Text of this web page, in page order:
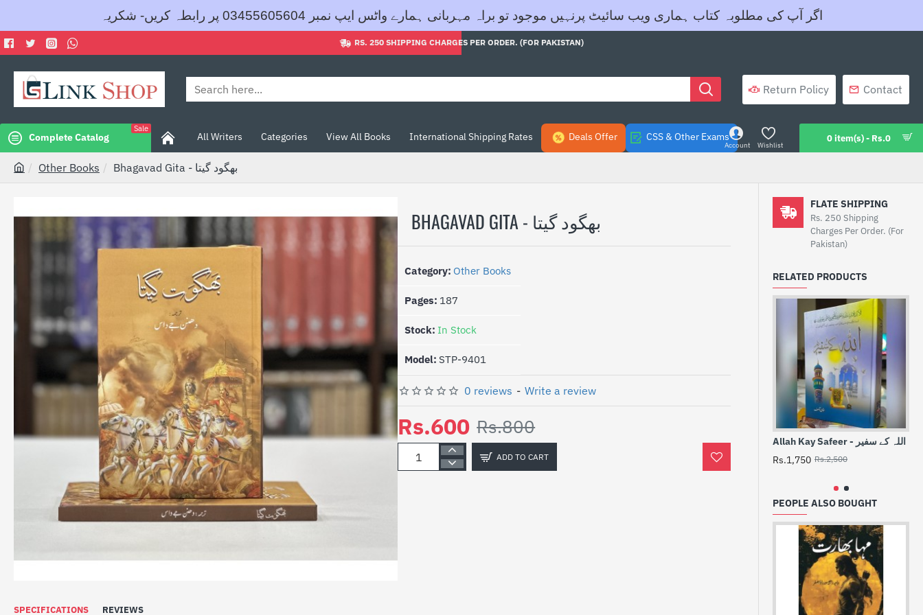
اگر آپ کی مطلوبہ کتاب ہماری ویب سائیٹ پرنہیں موجود تو براہ مہربانی ہمارے واٹس ایپ نمبر 03455605604 پر رابطہ کریں- شکریہ
RS. 250 SHIPPING CHARGES PER ORDER. (FOR PAKISTAN)
Search
Return Policy Contact
Complete Catalog
Sale
All Writers Categories View All Books International Shipping Rates Deals Offer CSS & Other Exams
Account Wishlist
0 item(s) - Rs.0
h
m
Other Books Bhagavad Gita - بھگود گیتا
BHAGAVAD GITA - بھگود گیتا
Category: Other Books
Pages: 187
Stock: In Stock
Model: STP-9401
0 reviews - Write a review
Rs.600 Rs.800
ADD TO CART
SPECIFICATIONS REVIEWS
FLATE SHIPPING
Rs. 250 Shipping
Charges Per Order. (For
Pakistan)
RELATED PRODUCTS
Allah Kay Safeer - اللہ کے سفیر
Rs.1,750 Rs.2,500
PEOPLE ALSO BOUGHT